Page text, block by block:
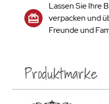
Lassen Sie Ihre
verpacken und
Freunde und
Produktmarke